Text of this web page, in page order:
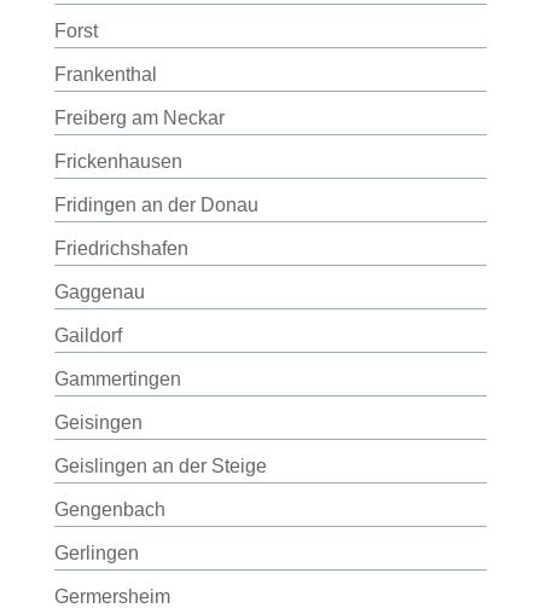
Forst
Frankenthal
Freiberg am Neckar
Frickenhausen
Fridingen an der Donau
Friedrichshafen
Gaggenau
Gaildorf
Gammertingen
Geisingen
Geislingen an der Steige
Gengenbach
Gerlingen
Germersheim